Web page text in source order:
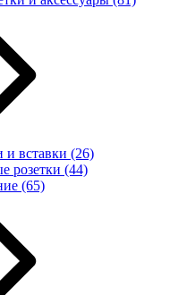
вставки (26)
розетки (44)
(65)